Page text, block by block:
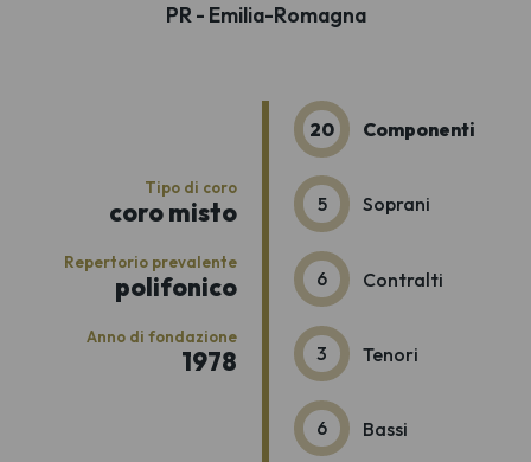
PR - Emilia-Romagna
Tipo di coro
coro misto
Repertorio prevalente
polifonico
Anno di fondazione
1978
20 Componenti
5 Soprani
6 Contralti
3 Tenori
6 Bassi